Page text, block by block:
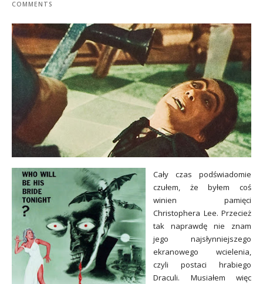
COMMENTS
Cały czas podświadomie
czułem, że byłem coś
winien pamięci
Christophera Lee. Przecież
tak naprawdę nie znam
jego najsłynniejszego
ekranowego wcielenia,
czyli postaci hrabiego
Draculi. Musiałem więc